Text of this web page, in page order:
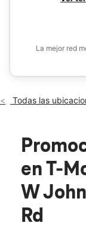
10:00
La mejor red
Todas las
en T-
W
Rd